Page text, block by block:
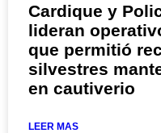
Cardique y
lideran
que permitió
silvestres
en cautiverio
LEER MAS